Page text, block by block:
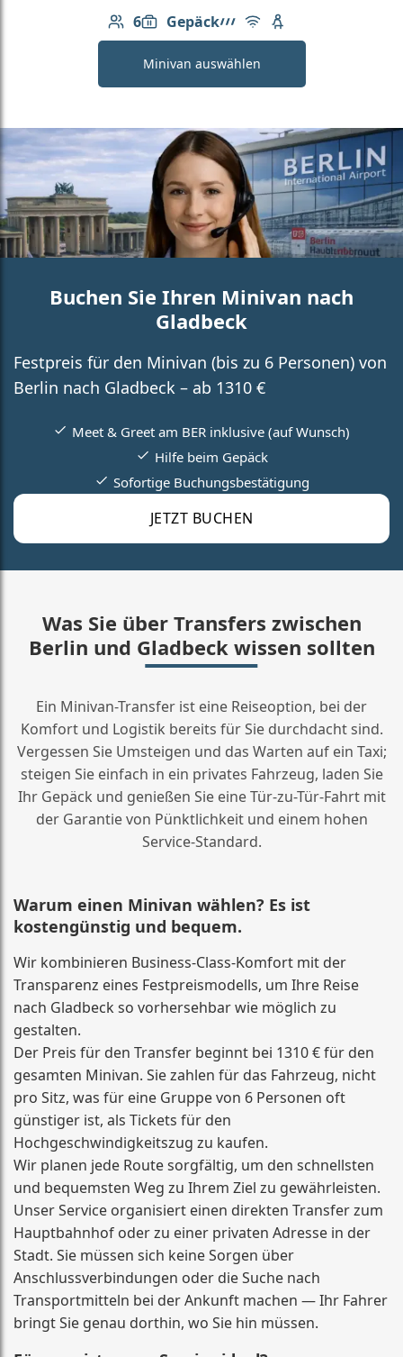
6
Anzahl der Passagiere: 6
Gepäck
6: Gepäck AMG Linie
Kostenloses WLAN
Kindersitz
Minivan auswählen
Buchen Sie Ihren Minivan nach
Gladbeck
Festpreis für den Minivan (bis zu 6 Personen) von
Berlin nach Gladbeck – ab 1310 €
JETZT BUCHEN
Meet & Greet am BER inklusive (auf Wunsch)
Hilfe beim Gepäck
Sofortige Buchungsbestätigung
Was Sie über Transfers zwischen
Berlin und Gladbeck wissen sollten
Ein Minivan-Transfer ist eine Reiseoption, bei der
Komfort und Logistik bereits für Sie durchdacht sind.
Vergessen Sie Umsteigen und das Warten auf ein Taxi;
steigen Sie einfach in ein privates Fahrzeug, laden Sie
Ihr Gepäck und genießen Sie eine Tür-zu-Tür-Fahrt mit
der Garantie von Pünktlichkeit und einem hohen
Service-Standard.
Warum einen Minivan wählen? Es ist
kostengünstig und bequem.
Wir kombinieren Business-Class-Komfort mit der
Transparenz eines Festpreismodells, um Ihre Reise
nach Gladbeck so vorhersehbar wie möglich zu
gestalten.
Der Preis für den Transfer beginnt bei 1310 € für den
gesamten Minivan. Sie zahlen für das Fahrzeug, nicht
pro Sitz, was für eine Gruppe von 6 Personen oft
günstiger ist, als Tickets für den
Hochgeschwindigkeitszug zu kaufen.
Wir planen jede Route sorgfältig, um den schnellsten
und bequemsten Weg zu Ihrem Ziel zu gewährleisten.
Unser Service organisiert einen direkten Transfer zum
Hauptbahnhof oder zu einer privaten Adresse in der
Stadt. Sie müssen sich keine Sorgen über
Anschlussverbindungen oder die Suche nach
Transportmitteln bei der Ankunft machen — Ihr Fahrer
bringt Sie genau dorthin, wo Sie hin müssen.